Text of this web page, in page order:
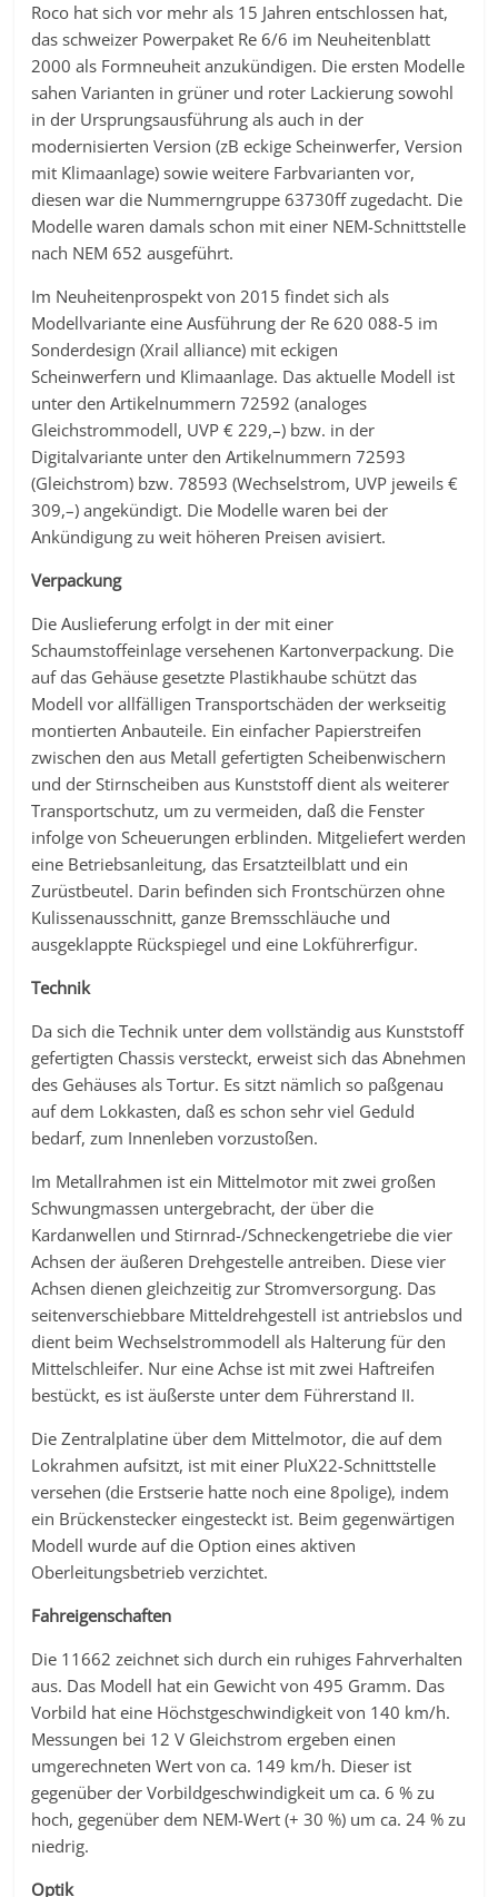
Roco hat sich vor mehr als 15 Jahren entschlossen hat,
das schweizer Powerpaket Re 6/6 im Neuheitenblatt
2000 als Formneuheit anzukündigen. Die ersten Modelle
sahen Varianten in grüner und roter Lackierung sowohl
in der Ursprungsausführung als auch in der
modernisierten Version (zB eckige Scheinwerfer, Version
mit Klimaanlage) sowie weitere Farbvarianten vor,
diesen war die Nummerngruppe 63730ff zugedacht. Die
Modelle waren damals schon mit einer NEM-Schnittstelle
nach NEM 652 ausgeführt.
Im Neuheitenprospekt von 2015 findet sich als
Modellvariante eine Ausführung der Re 620 088-5 im
Sonderdesign (Xrail alliance) mit eckigen
Scheinwerfern und Klimaanlage. Das aktuelle Modell ist
unter den Artikelnummern 72592 (analoges
Gleichstrommodell, UVP € 229,–) bzw. in der
Digitalvariante unter den Artikelnummern 72593
(Gleichstrom) bzw. 78593 (Wechselstrom, UVP jeweils €
309,–) angekündigt. Die Modelle waren bei der
Ankündigung zu weit höheren Preisen avisiert.
Verpackung
Die Auslieferung erfolgt in der mit einer
Schaumstoffeinlage versehenen Kartonverpackung. Die
auf das Gehäuse gesetzte Plastikhaube schützt das
Modell vor allfälligen Transportschäden der werkseitig
montierten Anbauteile. Ein einfacher Papierstreifen
zwischen den aus Metall gefertigten Scheibenwischern
und der Stirnscheiben aus Kunststoff dient als weiterer
Transportschutz, um zu vermeiden, daß die Fenster
infolge von Scheuerungen erblinden. Mitgeliefert werden
eine Betriebsanleitung, das Ersatzteilblatt und ein
Zurüstbeutel. Darin befinden sich Frontschürzen ohne
Kulissenausschnitt, ganze Bremsschläuche und
ausgeklappte Rückspiegel und eine Lokführerfigur.
Technik
Da sich die Technik unter dem vollständig aus Kunststoff
gefertigten Chassis versteckt, erweist sich das Abnehmen
des Gehäuses als Tortur. Es sitzt nämlich so paßgenau
auf dem Lokkasten, daß es schon sehr viel Geduld
bedarf, zum Innenleben vorzustoßen.
Im Metallrahmen ist ein Mittelmotor mit zwei großen
Schwungmassen untergebracht, der über die
Kardanwellen und Stirnrad-/Schneckengetriebe die vier
Achsen der äußeren Drehgestelle antreiben. Diese vier
Achsen dienen gleichzeitig zur Stromversorgung. Das
seitenverschiebbare Mitteldrehgestell ist antriebslos und
dient beim Wechselstrommodell als Halterung für den
Mittelschleifer. Nur eine Achse ist mit zwei Haftreifen
bestückt, es ist äußerste unter dem Führerstand II.
Die Zentralplatine über dem Mittelmotor, die auf dem
Lokrahmen aufsitzt, ist mit einer PluX22-Schnittstelle
versehen (die Erstserie hatte noch eine 8polige), indem
ein Brückenstecker eingesteckt ist. Beim gegenwärtigen
Modell wurde auf die Option eines aktiven
Oberleitungsbetrieb verzichtet.
Fahreigenschaften
Die 11662 zeichnet sich durch ein ruhiges Fahrverhalten
aus. Das Modell hat ein Gewicht von 495 Gramm. Das
Vorbild hat eine Höchstgeschwindigkeit von 140 km/h.
Messungen bei 12 V Gleichstrom ergeben einen
umgerechneten Wert von ca. 149 km/h. Dieser ist
gegenüber der Vorbildgeschwindigkeit um ca. 6 % zu
hoch, gegenüber dem NEM-Wert (+ 30 %) um ca. 24 % zu
niedrig.
Optik